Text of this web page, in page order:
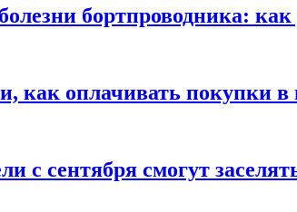
бортпроводника:
как оплачивать покупки в
с сентября смогут